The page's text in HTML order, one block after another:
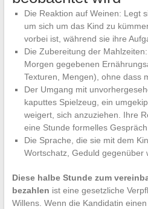
Die Reaktion auf Weinen: Legt
um sich um das Kind zu
vorbei ist, während sie ihre
Die Zubereitung der
Morgen gegebenen
Texturen, Mengen), ohne dass
Der Umgang mit
kaputtes Spielzeug, ein
weigert, sich anzuziehen. Ihre
eine Stunde formelles Gespräch.
Die Sprache, die sie mit dem
Wortschatz, Geduld gegenüber
Diese halbe Stunde zum
bezahlen ist eine gesetzliche
Willens. Wenn die Kandidatin